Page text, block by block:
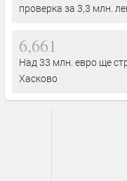
проверка за 3,3 млн.
6,661
Над 33 млн. евро ще
Хасково